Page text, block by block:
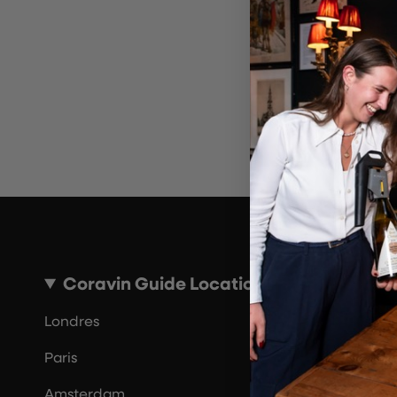
~10 MINUTES
Coravin Guide Locations
Londres
Paris
Amsterdam